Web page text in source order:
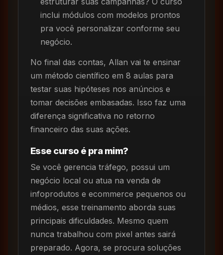
inclui módulos com modelos prontos
pra você personalizar conforme seu
negócio.
No final das contas, Allan vai te ensinar
um método científico em 8 aulas para
testar suas hipóteses nos anúncios e
tomar decisões embasadas. Isso faz uma
diferença significativa no retorno
financeiro das suas ações.
Esse curso é pra mim?
Se você gerencia tráfego, possui um
negócio local ou atua na venda de
infoprodutos e ecommerce pequenos ou
médios, esse treinamento aborda suas
principais dificuldades. Mesmo quem
nunca trabalhou com pixel antes sairá
preparado. Agora, se procura soluções